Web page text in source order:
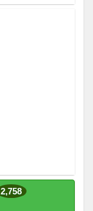
2,758